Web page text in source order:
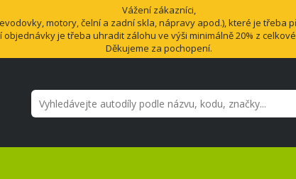
Vážení zákazníci,
motory, čelní a zadní skla, nápravy apod.), které je třeba
objednávky je třeba uhradit zálohu ve výši minimálně 20% z
Děkujeme za pochopení.